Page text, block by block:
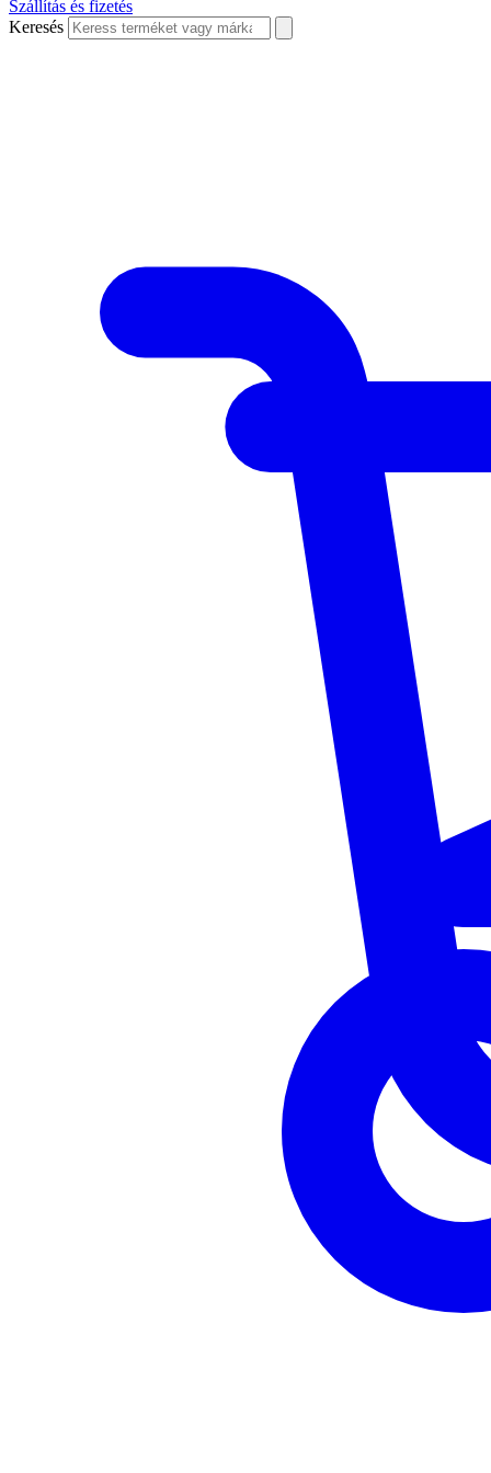
Szállítás és fizetés
Keresés